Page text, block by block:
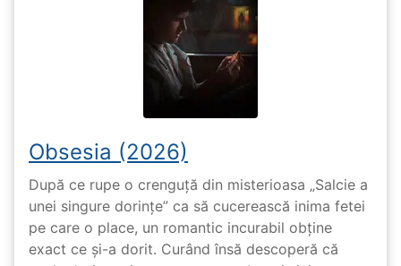
Obsesia (2026)
După ce rupe o crenguță din misterioasa „Salcie a
unei singure dorințe” ca să cucerească inima fetei
pe care o place, un romantic incurabil obține
exact ce și-a dorit. Curând însă descoperă că